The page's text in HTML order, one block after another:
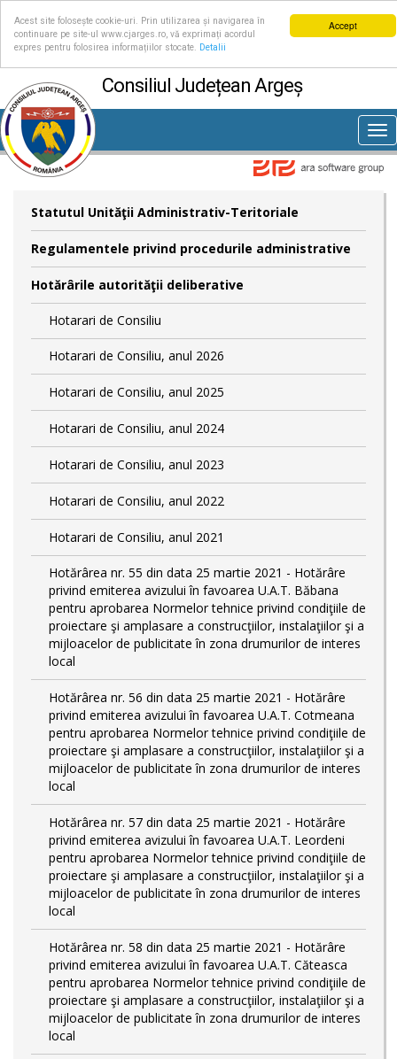
Accept
Acest site folosește cookie-uri. Prin utilizarea și navigarea în
continuare pe site-ul www.cjarges.ro, vă exprimați acordul
expres pentru folosirea informațiilor stocate.
Detalii
Consiliul Județean Argeș
Statutul Unităţii Administrativ-Teritoriale
Regulamentele privind procedurile administrative
Hotărârile autorităţii deliberative
Hotarari de Consiliu
Hotarari de Consiliu, anul 2026
Hotarari de Consiliu, anul 2025
Hotarari de Consiliu, anul 2024
Hotarari de Consiliu, anul 2023
Hotarari de Consiliu, anul 2022
Hotarari de Consiliu, anul 2021
Hotărârea nr. 55 din data 25 martie 2021 - Hotărâre
privind emiterea avizului în favoarea U.A.T. Băbana
pentru aprobarea Normelor tehnice privind condiţiile de
proiectare şi amplasare a construcţiilor, instalaţiilor şi a
mijloacelor de publicitate în zona drumurilor de interes
local
Hotărârea nr. 56 din data 25 martie 2021 - Hotărâre
privind emiterea avizului în favoarea U.A.T. Cotmeana
pentru aprobarea Normelor tehnice privind condiţiile de
proiectare şi amplasare a construcţiilor, instalaţiilor şi a
mijloacelor de publicitate în zona drumurilor de interes
local
Hotărârea nr. 57 din data 25 martie 2021 - Hotărâre
privind emiterea avizului în favoarea U.A.T. Leordeni
pentru aprobarea Normelor tehnice privind condiţiile de
proiectare şi amplasare a construcţiilor, instalaţiilor şi a
mijloacelor de publicitate în zona drumurilor de interes
local
Hotărârea nr. 58 din data 25 martie 2021 - Hotărâre
privind emiterea avizului în favoarea U.A.T. Căteasca
pentru aprobarea Normelor tehnice privind condiţiile de
proiectare şi amplasare a construcţiilor, instalaţiilor şi a
mijloacelor de publicitate în zona drumurilor de interes
local